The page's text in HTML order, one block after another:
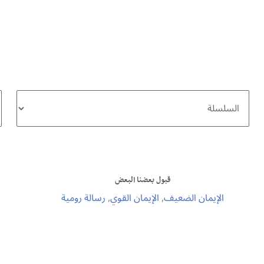
قبول بعضنا البعض
الإيمان الضعيف,الإيمان القوي,رسالة رومية